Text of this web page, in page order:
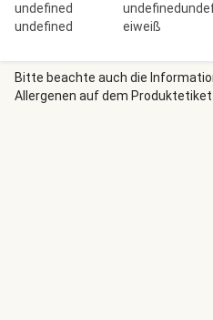
undefined
undefined
eiweiß
Bitte beachte auch die
Allergenen auf dem